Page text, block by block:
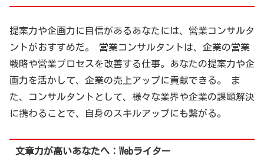
提案力や企画力に自信があるあなたには、営業コンサルタ
ントがおすすめだ。 営業コンサルタントは、企業の営業
戦略や営業プロセスを改善する仕事。あなたの提案力や企
画力を活かして、企業の売上アップに貢献できる。 ま
た、コンサルタントとして、様々な業界や企業の課題解決
に携わることで、自身のスキルアップにも繋がる。
文章力が高いあなたへ：Webライター